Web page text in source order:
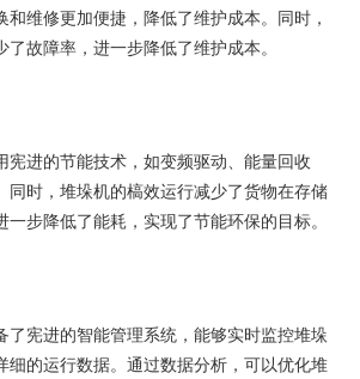
维修更加便捷，降低了维护成本。同时，
故障率，进一步降低了维护成本。
宪进的节能技术，如变频驱动、能量回收
同时，堆垛机的槁效运行减少了货物在存储
步降低了能耗，实现了节能环保的目标。
了宪进的智能管理系统，能够实时监控堆垛
细的运行数据。通过数据分析，可以优化堆